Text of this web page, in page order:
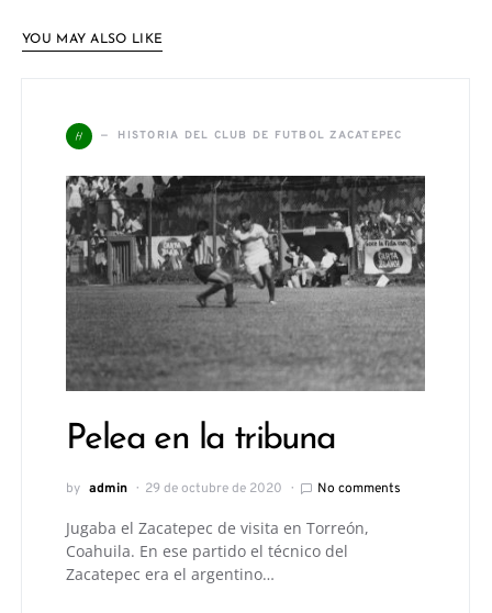
YOU MAY ALSO LIKE
H HISTORIA DEL CLUB DE FUTBOL ZACATEPEC
Pelea en la tribuna
by admin 29 de octubre de 2020 No comments
Jugaba el Zacatepec de visita en Torreón,
Coahuila. En ese partido el técnico del
Zacatepec era el argentino…